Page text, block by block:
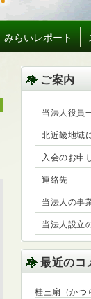
みらいレポート
ご案内
当法人役員
北近畿地域
入会のお申
連絡先
当法人の事
当法人設立
最近のコ
桂三扇（か